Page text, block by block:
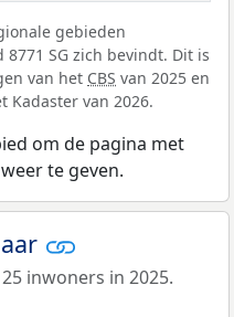
gebieden
SG zich bevindt. Dit is
van het CBS van 2025 en
Kadaster van 2026.
om de pagina met
te geven.
inwoners in 2025.